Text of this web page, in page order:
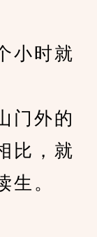
时就
外的
比，就
生。